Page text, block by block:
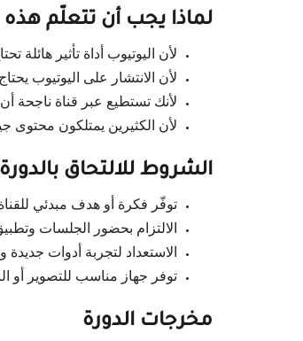
لماذا يجب أن تتعلّم هذه
لأن اليوتيوب أداة تأثير هائلة
لأن الانتشار على اليوتيوب
لأنك تستطيع عبر قناة ناجحة
لأن الكثيرين يمتلكون محتوى
الشروط للالتحاق بالدورة
توفّر فكرة أو هدف مبدئي
الالتزام بحضور الجلسات
الاستعداد لتجربة أدوات
توفر جهاز مناسب للتصوير أو
مخرجات الدورة